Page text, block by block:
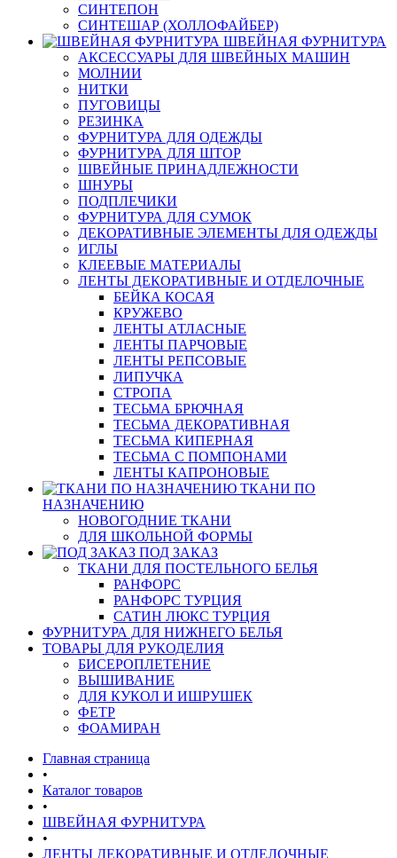
СИНТЕПОН
СИНТЕШАР (ХОЛЛОФАЙБЕР)
ШВЕЙНАЯ ФУРНИТУРА
АКСЕССУАРЫ ДЛЯ ШВЕЙНЫХ МАШИН
МОЛНИИ
НИТКИ
ПУГОВИЦЫ
РЕЗИНКА
ФУРНИТУРА ДЛЯ ОДЕЖДЫ
ФУРНИТУРА ДЛЯ ШТОР
ШВЕЙНЫЕ ПРИНАДЛЕЖНОСТИ
ШНУРЫ
ПОДПЛЕЧИКИ
ФУРНИТУРА ДЛЯ СУМОК
ДЕКОРАТИВНЫЕ ЭЛЕМЕНТЫ ДЛЯ ОДЕЖДЫ
ИГЛЫ
КЛЕЕВЫЕ МАТЕРИАЛЫ
ЛЕНТЫ ДЕКОРАТИВНЫЕ И ОТДЕЛОЧНЫЕ
БЕЙКА КОСАЯ
КРУЖЕВО
ЛЕНТЫ АТЛАСНЫЕ
ЛЕНТЫ ПАРЧОВЫЕ
ЛЕНТЫ РЕПСОВЫЕ
ЛИПУЧКА
СТРОПА
ТЕСЬМА БРЮЧНАЯ
ТЕСЬМА ДЕКОРАТИВНАЯ
ТЕСЬМА КИПЕРНАЯ
ТЕСЬМА С ПОМПОНАМИ
ЛЕНТЫ КАПРОНОВЫЕ
ТКАНИ ПО
НАЗНАЧЕНИЮ
НОВОГОДНИЕ ТКАНИ
ДЛЯ ШКОЛЬНОЙ ФОРМЫ
ПОД ЗАКАЗ
ТКАНИ ДЛЯ ПОСТЕЛЬНОГО БЕЛЬЯ
РАНФОРС
РАНФОРС ТУРЦИЯ
САТИН ЛЮКС ТУРЦИЯ
ФУРНИТУРА ДЛЯ НИЖНЕГО БЕЛЬЯ
ТОВАРЫ ДЛЯ РУКОДЕЛИЯ
БИСЕРОПЛЕТЕНИЕ
ВЫШИВАНИЕ
ДЛЯ КУКОЛ И ИШРУШЕК
ФЕТР
ФОАМИРАН
Главная страница
•
Каталог товаров
•
ШВЕЙНАЯ ФУРНИТУРА
•
ЛЕНТЫ ДЕКОРАТИВНЫЕ И ОТДЕЛОЧНЫЕ